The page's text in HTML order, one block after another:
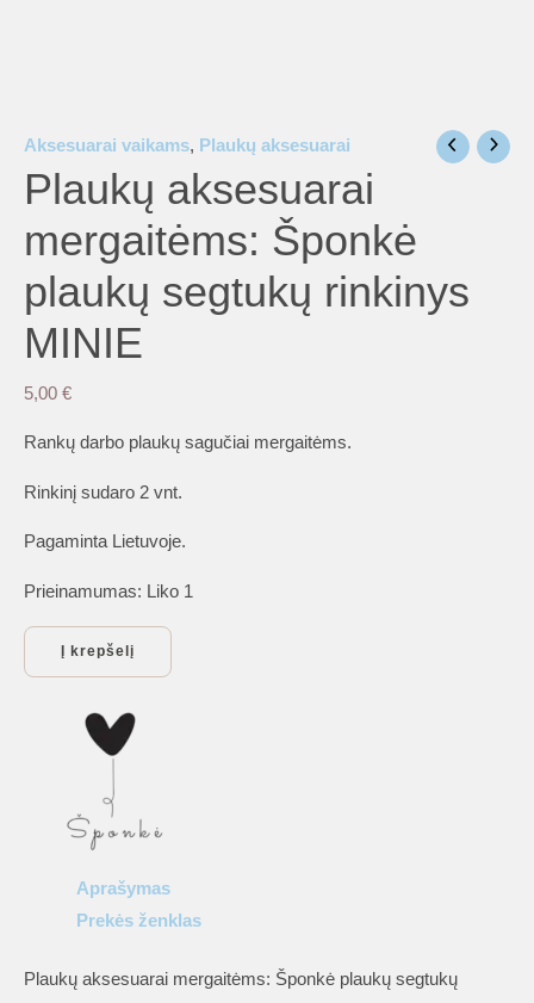
Aksesuarai vaikams, Plaukų aksesuarai
Plaukų aksesuarai
mergaitėms: Šponkė
plaukų segtukų rinkinys
MINIE
5,00 €
Rankų darbo plaukų sagučiai mergaitėms.
Rinkinį sudaro 2 vnt.
Pagaminta Lietuvoje.
Prieinamumas: Liko 1
produkto
kiekis:
aksesuarai
plaukų
rinkinys
Į krepšelį
Aprašymas
Prekės ženklas
Plaukų aksesuarai mergaitėms: Šponkė plaukų segtukų